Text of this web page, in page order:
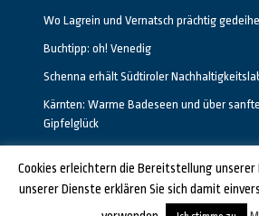
Wo Lagrein und Vernatsch prächtig
Buchtipp: oh! Venedig
Schenna erhält Südtiroler
Kärnten: Warme Badeseen und über
Gipfelglück
GESTALTET UND PROGRAMMIERT VON ALBERTO &
Cookies erleichtern die Bereitstellung
unserer Dienste erklären Sie sich damit